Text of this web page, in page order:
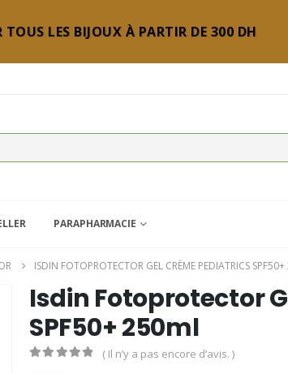
LES BIJOUX À PARTIR DE 300 DH
PARAPHARMACIE
ISDIN FOTOPROTECTOR GEL CRÈME PEDIATRICS
Isdin Fotoprotector
SPF50+ 250ml
( Il n’y a pas encore d’avis. )